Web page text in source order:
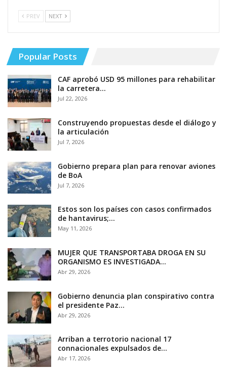
PREV NEXT
Popular Posts
CAF aprobó USD 95 millones para rehabilitar
la carretera…
Jul 22, 2026
Construyendo propuestas desde el diálogo y
la articulación
Jul 7, 2026
Gobierno prepara plan para renovar aviones
de BoA
Jul 7, 2026
Estos son los países con casos confirmados
de hantavirus;…
May 11, 2026
MUJER QUE TRANSPORTABA DROGA EN SU
ORGANISMO ES INVESTIGADA…
Abr 29, 2026
Gobierno denuncia plan conspirativo contra
el presidente Paz…
Abr 29, 2026
Arriban a terrotorio nacional 17
connacionales expulsados de…
Abr 17, 2026